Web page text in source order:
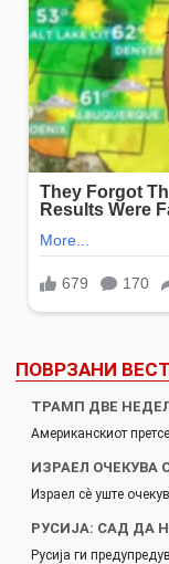
ПОВРЗАНИ
ТРАМП ДВЕ
Американскиот
ИЗРАЕЛ ОЧЕКУВА
Израел сè уште
РУСИЈА: САД ДА
Русија ги